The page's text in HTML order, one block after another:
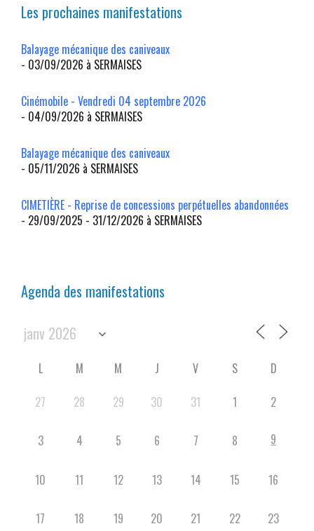
Les prochaines manifestations
Balayage mécanique des caniveaux
- 03/09/2026 à SERMAISES
Cinémobile - Vendredi 04 septembre 2026
- 04/09/2026 à SERMAISES
Balayage mécanique des caniveaux
- 05/11/2026 à SERMAISES
CIMETIÈRE - Reprise de concessions perpétuelles abandonnées
- 29/09/2025 - 31/12/2026 à SERMAISES
Agenda des manifestations
L M M J V S
D
27
28 29 30 31 1 2
3 4 5 6 7 8 9
10 11 12 13 14 15 16
17 18 19 20 21 22 23